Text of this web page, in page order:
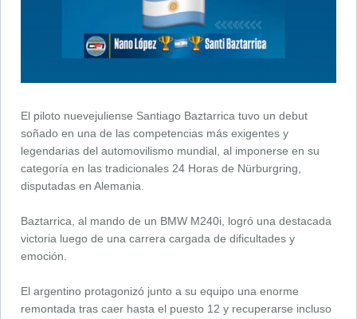
El piloto nuevejuliense Santiago Baztarrica tuvo un debut
soñado en una de las competencias más exigentes y
legendarias del automovilismo mundial, al imponerse en su
categoría en las tradicionales 24 Horas de Nürburgring,
disputadas en Alemania.
Baztarrica, al mando de un BMW M240i, logró una destacada
victoria luego de una carrera cargada de dificultades y
emoción.
El argentino protagonizó junto a su equipo una enorme
remontada tras caer hasta el puesto 12 y recuperarse incluso